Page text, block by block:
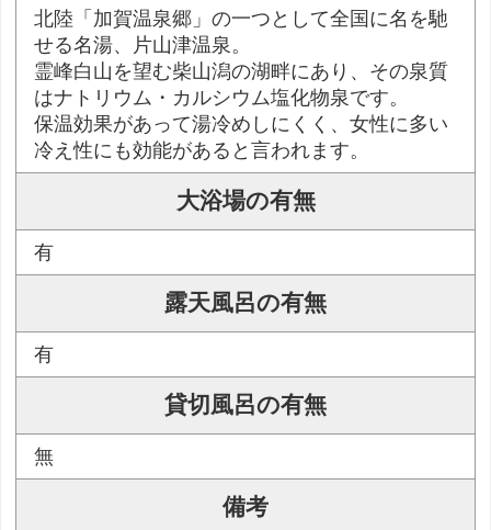
北陸「加賀温泉郷」の一つとして全国に名を馳
せる名湯、片山津温泉。
霊峰白山を望む柴山潟の湖畔にあり、その泉質
はナトリウム・カルシウム塩化物泉です。
保温効果があって湯冷めしにくく、女性に多い
冷え性にも効能があると言われます。
大浴場の有無
有
露天風呂の有無
有
貸切風呂の有無
無
備考